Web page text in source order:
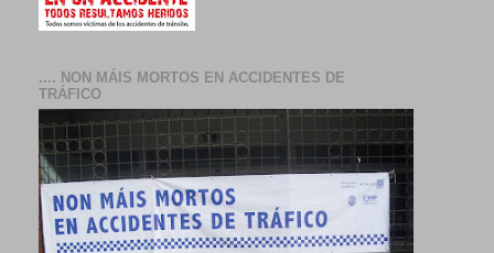
.... NON MÁIS MORTOS EN ACCIDENTES DE
TRÁFICO